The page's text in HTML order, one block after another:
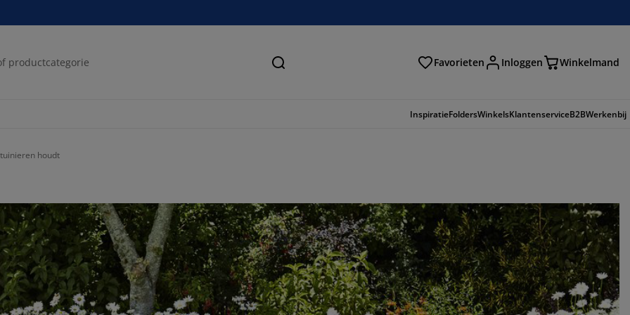
Zoeken Favorieten Inloggen Winkelmand
InspiratieFoldersWinkelsKlantenserviceB2BWerkenbij
houdt